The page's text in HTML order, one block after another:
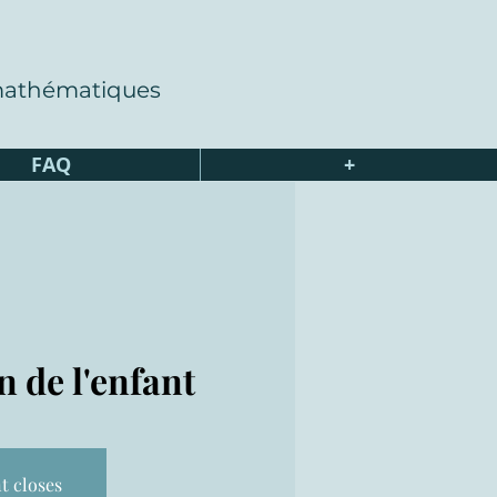
FAQ +
de l'enfant
closes